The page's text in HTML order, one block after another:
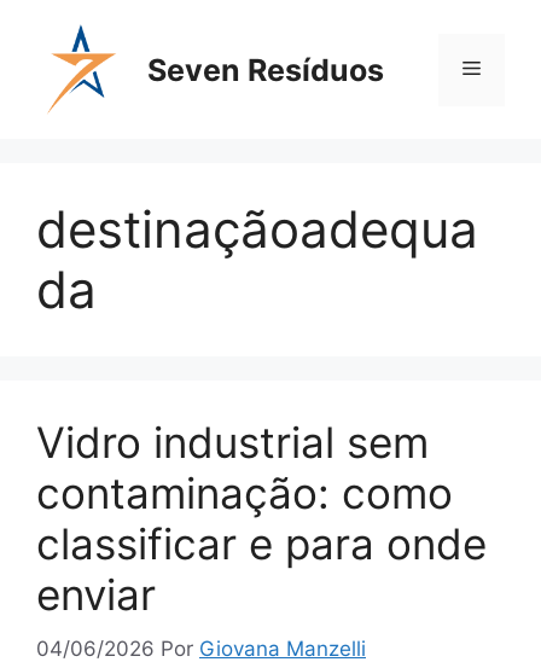
Seven Resíduos
destinaçãoadequa
da
Vidro industrial sem
contaminação: como
classificar e para onde
enviar
04/06/2026 Por Giovana Manzelli